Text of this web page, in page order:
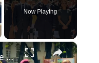
Now Playing
×
Netherlands: The Hague commemorates Srebrenica genocide victims on 31st anniversary.